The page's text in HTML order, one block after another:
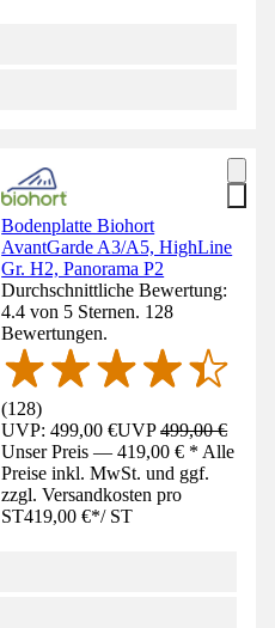
Bodenplatte Biohort
AvantGarde A3/A5, HighLine
Gr. H2, Panorama P2
Durchschnittliche Bewertung:
4.4 von 5 Sternen. 128
Bewertungen.
(128)
UVP: 499,00 €UVP499,00 €
Unser Preis — 419,00 € * Alle
Preise inkl. MwSt. und ggf.
zzgl. Versandkosten pro
ST419,00 €*/ ST